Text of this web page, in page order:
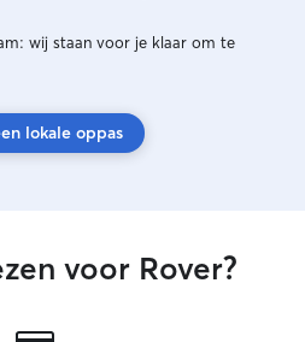
wij staan voor je klaar om te
lokale oppas
voor Rover?